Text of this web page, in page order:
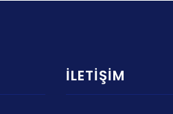
İLETIŞIM